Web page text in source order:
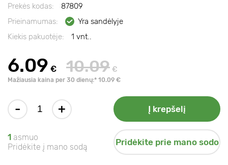
Prekės kodas:
87809
Prieinamumas:
Yra sandėlyje
Kiekis pakuotėje:
1 vnt..
6.09 € 10.09 €
Mažiausia kaina per 30 dienų:* 10.09 €
- + Į krepšelį
1 asmuo
Pridėkite į mano sodą
Pridėkite prie mano sodo